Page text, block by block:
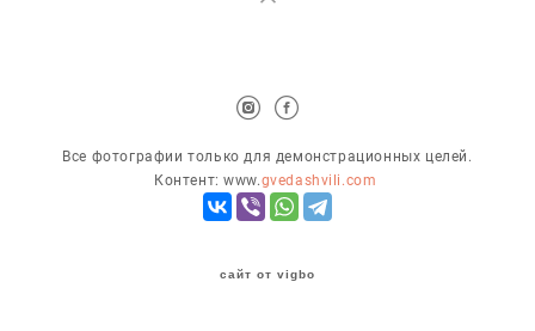
Все фотографии только для демонстрационных целей.
Контент: www.gvedashvili.com
сайт от vigbo